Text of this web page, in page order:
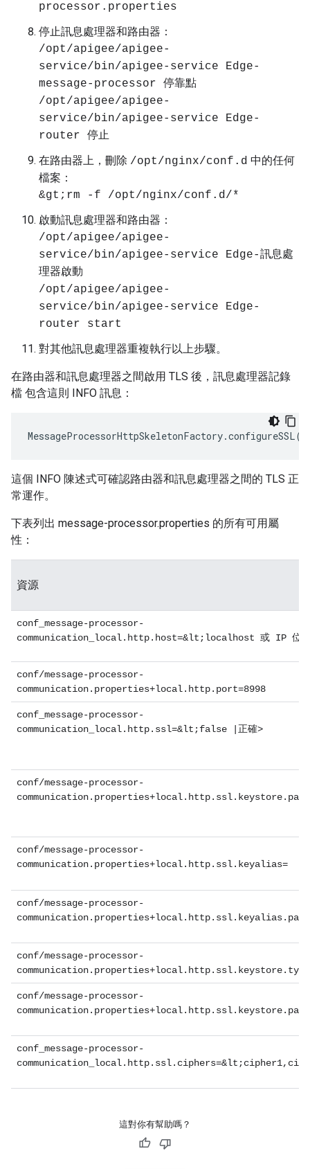
processor.properties
停止訊息處理器和路由器：
/opt/apigee/apigee-
service/bin/apigee-service Edge-
message-processor 停靠點
/opt/apigee/apigee-
service/bin/apigee-service Edge-
router 停止
在路由器上，刪除 /opt/nginx/conf.d 中的任何
檔案：
&gt;rm -f /opt/nginx/conf.d/*
啟動訊息處理器和路由器：
/opt/apigee/apigee-
service/bin/apigee-service Edge-訊息處
理器啟動
/opt/apigee/apigee-
service/bin/apigee-service Edge-
router start
對其他訊息處理器重複執行以上步驟。
在路由器和訊息處理器之間啟用 TLS 後，訊息處理器記錄
檔 包含這則 INFO 訊息：
MessageProcessorHttpSkeletonFactory.configureSSL()
這個 INFO 陳述式可確認路由器和訊息處理器之間的 TLS 正
常運作。
下表列出 message-processor.properties 的所有可用屬
性：
資源
conf_message-processor-
communication_local.http.host=&lt;localhost 或 IP 位
conf/message-processor-
communication.properties+local.http.port=8998
conf_message-processor-
communication_local.http.ssl=&lt;false |正確>
conf/message-processor-
conf/message-processor-
communication.properties+local.http.ssl.keyalias=
conf/message-processor-
conf/message-processor-
conf/message-processor-
conf_message-processor-
這對你有幫助嗎？